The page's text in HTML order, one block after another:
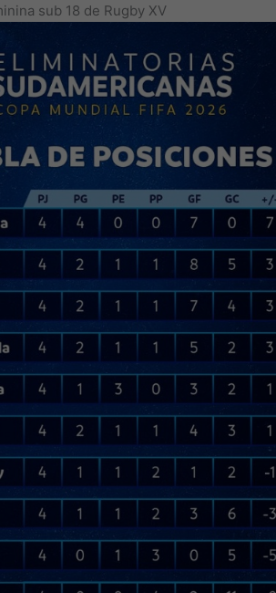
sub 18 de Rugby XV